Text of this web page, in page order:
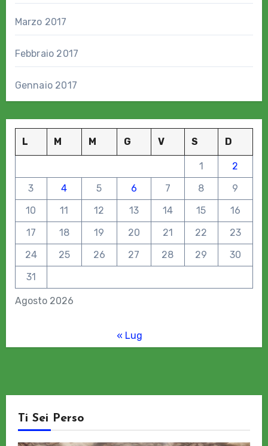
Marzo 2017
Febbraio 2017
Gennaio 2017
Agosto 2026
L M M G V S D
1
2
3
4 5 6 7 8
9
10
11 12 13 14 15
16
17
18 19 20 21 22
23
24
25 26 27 28 29
30
31
« Lug
Ti Sei Perso